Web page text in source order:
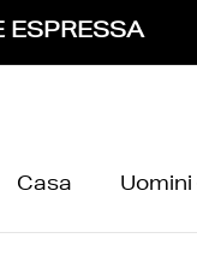
ESPRESSA
Casa Uomini